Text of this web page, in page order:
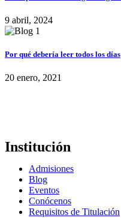
9 abril, 2024
Por qué debería leer todos los días
20 enero, 2021
Institución
Admisiones
Blog
Eventos
Conócenos
Requisitos de Titulación